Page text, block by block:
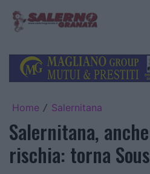
Home / Salernitana
Salernitana,
rischia: torna